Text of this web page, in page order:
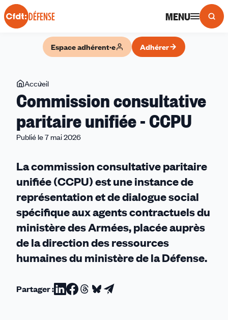
Panneau de gestion des cookies
DÉFENSE MENU
Espace adhérent·e Adhérer
Vous
êtes
ici
Accueil
consultative
paritaire
unifiée
-
Commission consultative
paritaire unifiée - CCPU
Publié le 7 mai 2026
La commission consultative paritaire
unifiée (CCPU) est une instance de
représentation et de dialogue social
spécifique aux agents contractuels du
ministère des Armées, placée auprès
de la direction des ressources
humaines du ministère de la Défense.
Partager :Partager
Partager
Partager
Partager
Partager